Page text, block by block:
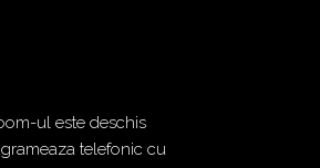
ul este deschis
telefonic cu